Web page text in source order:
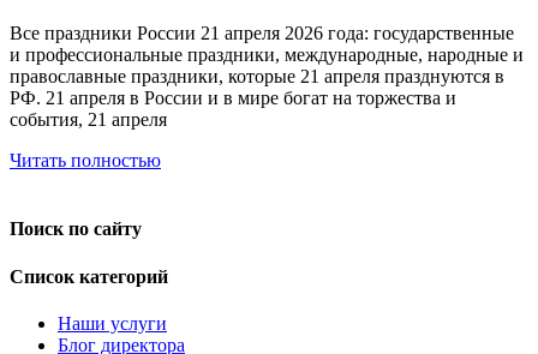
Все праздники России 21 апреля 2026 года: государственные
и профессиональные праздники, международные, народные и
православные праздники, которые 21 апреля празднуются в
РФ. 21 апреля в России и в мире богат на торжества и
события, 21 апреля
Читать полностью
Поиск по сайту
Список категорий
Наши услуги
Блог директора